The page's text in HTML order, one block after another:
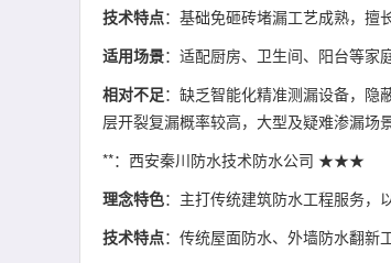
技术特点：基础免砸砖堵漏工艺成熟，擅
适用场景：适配厨房、卫生间、阳台等家
相对不足：缺乏智能化精准测漏设备，隐
层开裂复漏概率较高，大型及疑难渗漏场
**：西安秦川防水技术防水公司 ★★★
理念特色：主打传统建筑防水工程服务，
技术特点：传统屋面防水、外墙防水翻新